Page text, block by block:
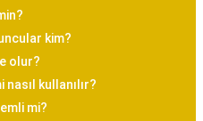
kim?
olur?
kullanılır?
mi?